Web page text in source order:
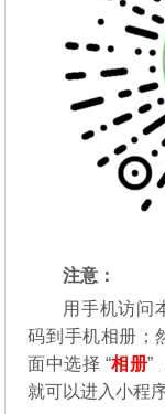
注意：
用手机访问
码到手机相册；
面中选择 “相册”
就可以进入小程